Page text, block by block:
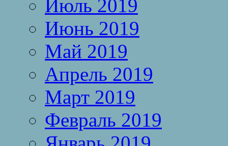
Июль 2019
Июнь 2019
Май 2019
Апрель 2019
Март 2019
Февраль 2019